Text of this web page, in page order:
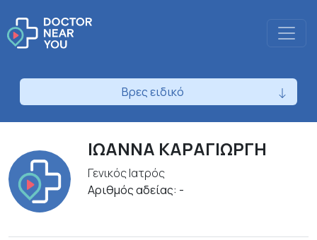
Βρες ειδικό
ΙΩΑΝΝΑ ΚΑΡΑΓΙΩΡΓΗ
Γενικός Ιατρός
Αριθμός αδείας: -